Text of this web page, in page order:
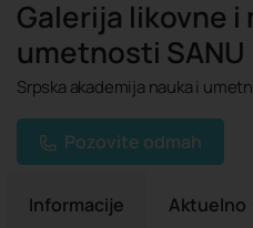
Galerija likovne i
umetnosti SANU
Srpska akademija nauka i
Pozovite odmah
Informacije Aktuelno